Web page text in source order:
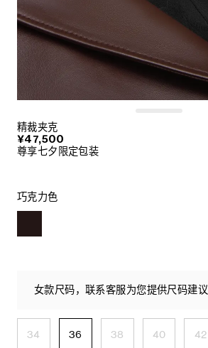
精裁夹克
¥47,500
尊享七夕限定包装
巧克力色
女款尺码，联系客服为您提供尺码建议
34 36 38 40 42